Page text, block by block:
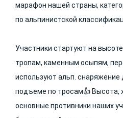
марафон нашей страны,
по альпинистской
Участники стартуют на
тропам, каменным осыпям,
используют альп. снаряжение
подъеме по тросам👍 Высота,
основные противники наших